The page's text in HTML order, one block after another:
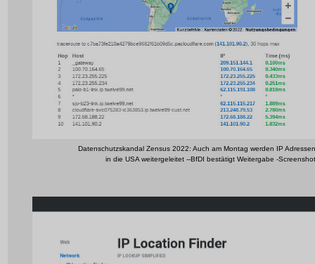
Datenschutzskandal Zensus 2022: Auch am Montag werden IP Adressen
in die USA weitergeleitet --BfDI bestätigt Weitergabe -Screenshot